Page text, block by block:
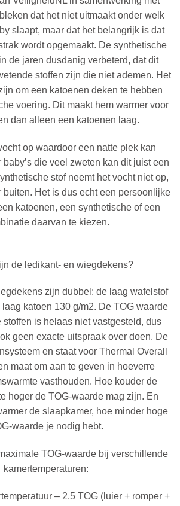
dat het niet uitmaakt onder welk
slaapt, maar dat het belangrijk is dat
wordt opgemaakt. De synthetische
de jaren dusdanig verbeterd, dat dit
stoffen zijn die niet ademen. Het
om een katoenen deken te hebben
voering. Dit maakt hem warmer voor
dan alleen een katoenen laag.
op waardoor een natte plek kan
die veel zweten kan dit juist een
stof neemt het vocht niet op,
buiten. Het is dus echt een persoonlijke
katoenen, een synthetische of een
daarvan te kiezen.
de ledikant- en wiegdekens?
zijn dubbel: de laag wafelstof
katoen 130 g/m2. De TOG waarde
stoffen is helaas niet vastgesteld, dus
geen exacte uitspraak over doen. De
en staat voor Thermal Overall
maat om aan te geven in hoeverre
vasthouden. Hoe kouder de
hoger de TOG-waarde mag zijn. En
de slaapkamer, hoe minder hoge
waarde je nodig hebt.
TOG-waarde bij verschillende
kamertemperaturen:
– 2.5 TOG (luier + romper +